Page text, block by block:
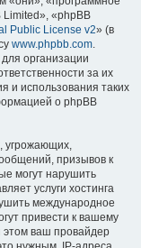
Limited», «phpBB
Public License v2» (в
www.phpbb.com.
организации
за их
и использования таких
о phpBB
угрожающих,
призывов к
могут нарушить
услуги хостинга
международное
привести к вашему
ваш провайдер